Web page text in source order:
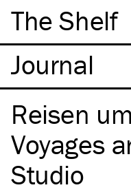
The Shelf
Reisen
Voyages
Studio